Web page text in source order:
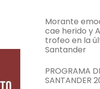
Morante
cae herido y
trofeo en la
Santander
PROGRAMA
SANTANDER